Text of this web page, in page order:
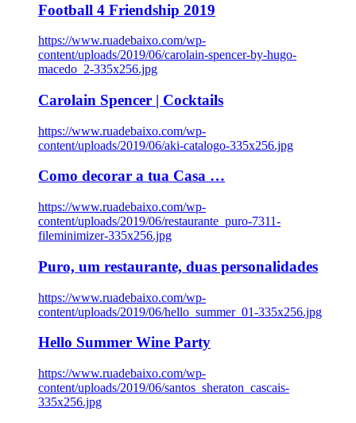
Football 4 Friendship 2019
https://www.ruadebaixo.com/wp-
content/uploads/2019/06/carolain-spencer-by-hugo-
macedo_2-335x256.jpg
Carolain Spencer | Cocktails
https://www.ruadebaixo.com/wp-
content/uploads/2019/06/aki-catalogo-335x256.jpg
Como decorar a tua Casa …
https://www.ruadebaixo.com/wp-
content/uploads/2019/06/restaurante_puro-7311-
fileminimizer-335x256.jpg
Puro, um restaurante, duas personalidades
https://www.ruadebaixo.com/wp-
content/uploads/2019/06/hello_summer_01-335x256.jpg
Hello Summer Wine Party
https://www.ruadebaixo.com/wp-
content/uploads/2019/06/santos_sheraton_cascais-
335x256.jpg